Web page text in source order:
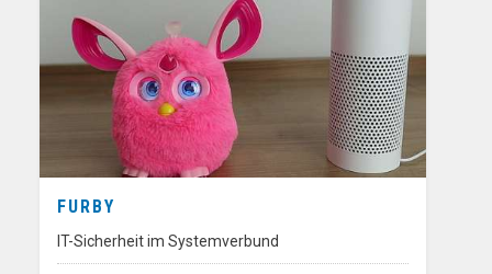
FURBY
IT-Sicherheit im Systemverbund